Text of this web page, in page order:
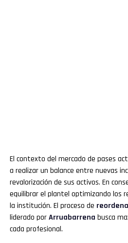
El contexto del mercado de pases
a realizar un balance entre nuevas
revalorización de sus activos. En
equilibrar el plantel optimizando los
la institución. El proceso de
liderado porArruabarrena busca
cada profesional.